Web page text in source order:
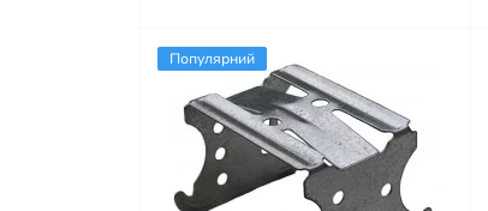
Популярний